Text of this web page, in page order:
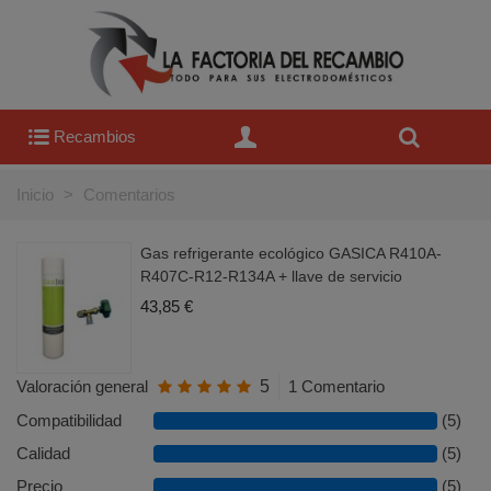
Recambios
Inicio > Comentarios
Gas refrigerante ecológico GASICA R410A-
R407C-R12-R134A + llave de servicio
43,85 €
Valoración general 5
1 Comentario
Compatibilidad
(5)
Calidad
(5)
Precio
(5)